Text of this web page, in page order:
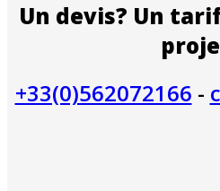
Un devis? Un
+33(0)562072166 -